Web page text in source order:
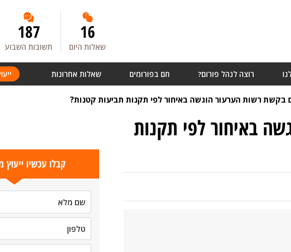
16
שאלות היום
187
תשובות השבוע
רוצה לנהל פורום? חם בפורומים שאלות אחרונות
בקשת רשות הערעור הוגשה באיחור לפי תקנות תביעות קטנות?
באיחור לפי תקנות
קבלו עכשיו